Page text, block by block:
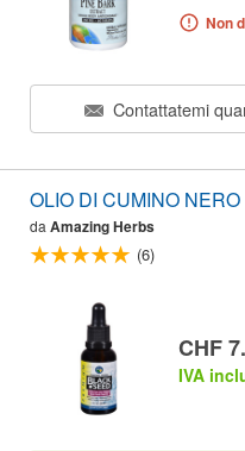
Non
Contattatemi
OLIO DI CUMINO
da Amazing Herbs
(6)
CHF
IVA